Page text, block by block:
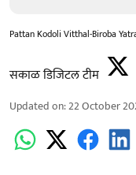
Pattan Kodoli Vitthal-Biroba
सकाळ डिजिटल टीम
Updated on:22 October